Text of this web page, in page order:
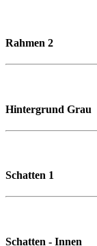
Rahmen 2
Hintergrund Grau
Schatten 1
Schatten - Innen